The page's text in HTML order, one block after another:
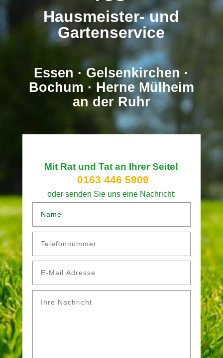
Hausmeister- und
Gartenservice
Essen · Gelsenkirchen ·
Bochum · HerneMülheim
an der Ruhr
Mit Rat und Tat an Ihrer Seite!
0163 446 5909
oder senden Sie uns eine Nachricht: